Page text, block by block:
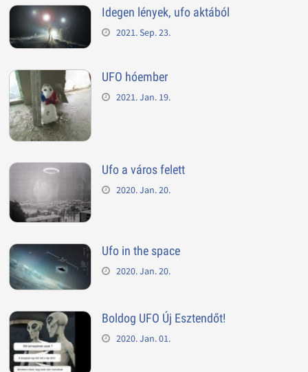
Idegen lények, ufo aktából
2021. Sep. 23.
UFO hóember
2021. Jan. 19.
Ufo a város felett
2020. Jan. 20.
Ufo in the space
2020. Jan. 20.
Boldog UFO Új Esztendőt!
2020. Jan. 01.